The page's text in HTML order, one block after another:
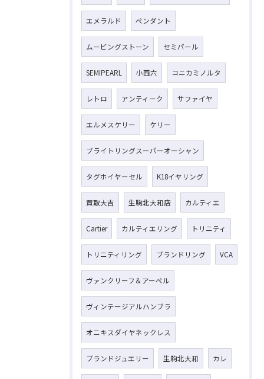
エメラルド ペンダント
ムービングストーン セミパール
SEMIPEARL 小西六 コニカミノルタ
レトロ アンティーク サファイヤ
エルメスケリー ケリー
ブライトリングスーパーオーシャン
タグホイヤーセル K18イヤリング
買取大吉 生駒北大和店 カルティエ
Cartier カルティエリング トリニティ
トリニティリング ブランドリング VCA
ヴァンクリーフ＆アーペル
ヴィンテージアルハンブラ
オニキスダイヤネックレス
ブランドジュエリー 生駒北大和 カレ